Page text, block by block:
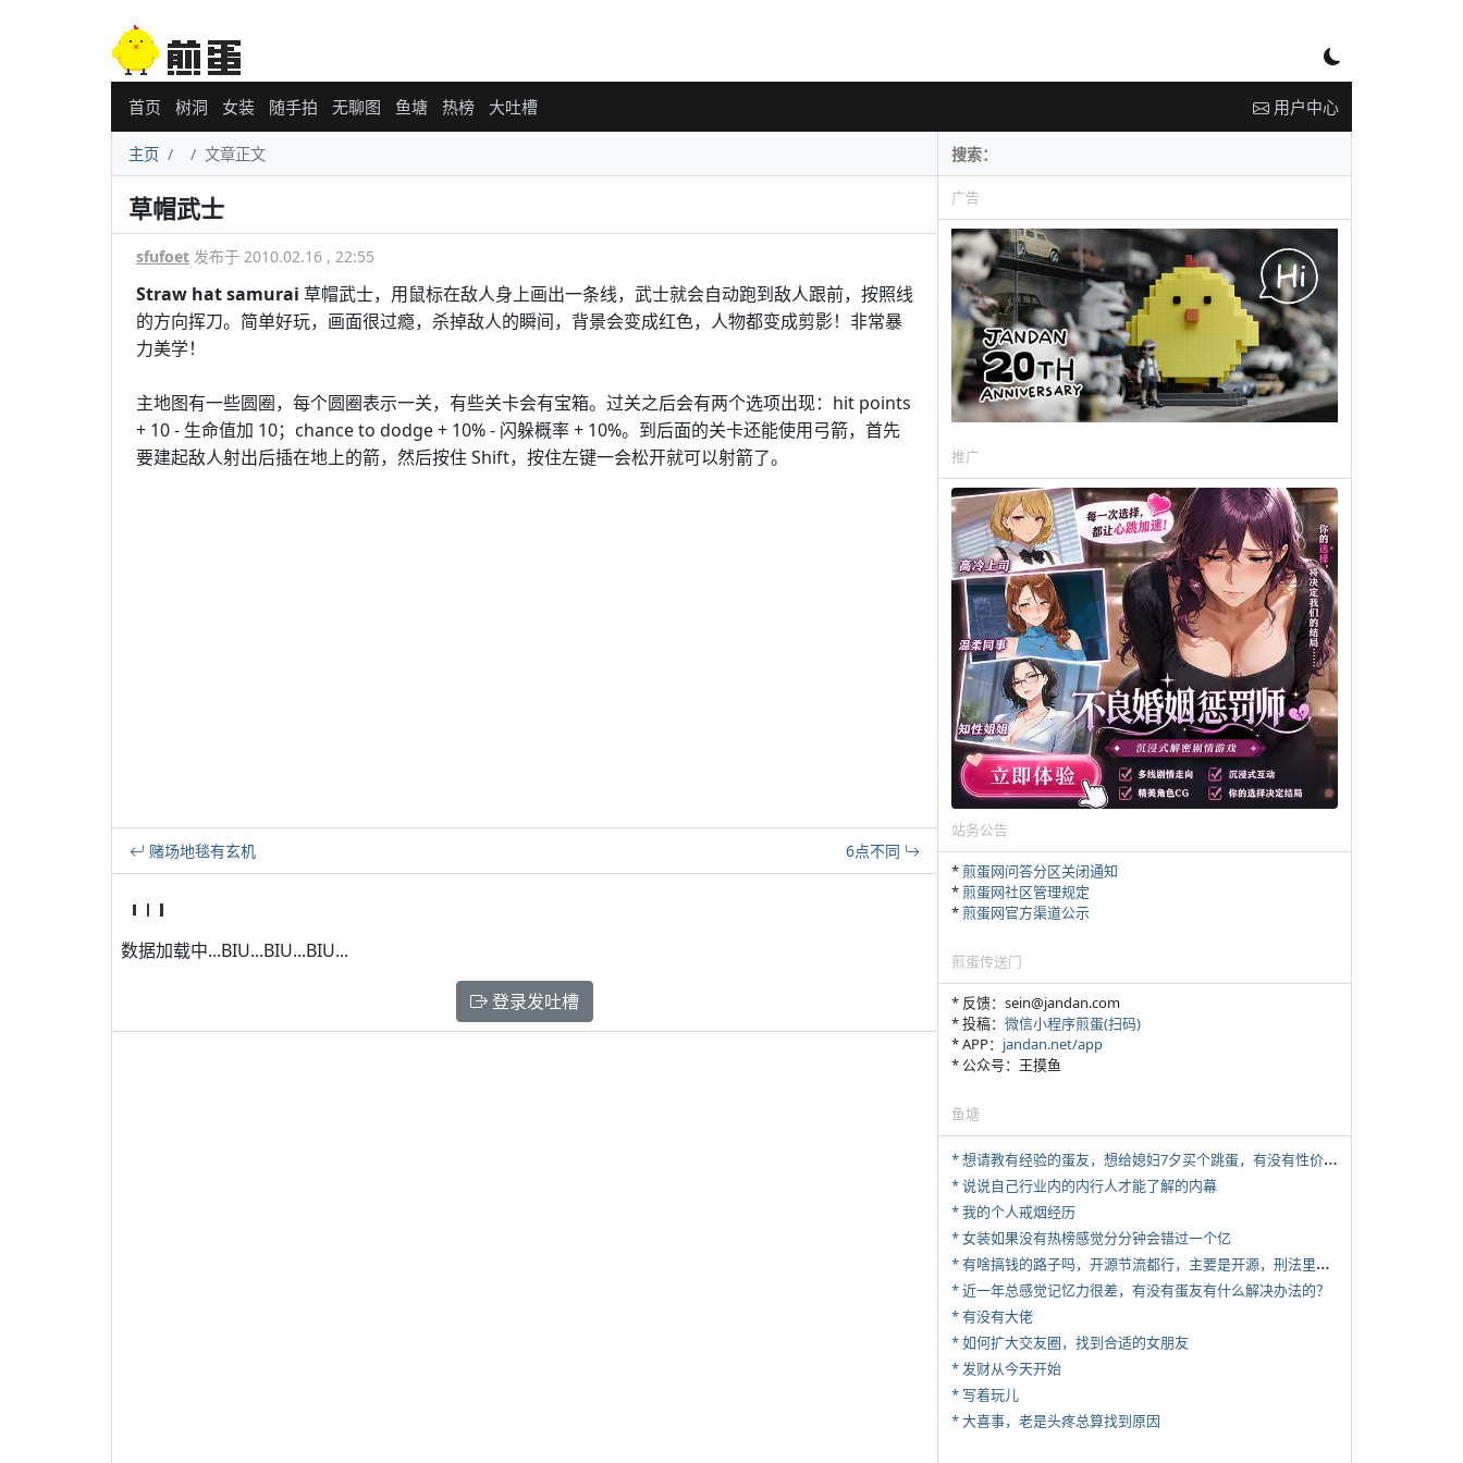
首页 树洞 女装 随手拍 无聊图 鱼塘 热榜 大吐槽 用户中心
主页 文章正文
草帽武士
sfufoet 发布于 2010.02.16 , 22:55
Straw hat samurai 草帽武士，用鼠标在敌人身上画出一条线，武士就会自动跑到敌人跟前，按照线
的方向挥刀。简单好玩，画面很过瘾，杀掉敌人的瞬间，背景会变成红色，人物都变成剪影！非常暴
力美学！
主地图有一些圆圈，每个圆圈表示一关，有些关卡会有宝箱。过关之后会有两个选项出现：hit points
+ 10 - 生命值加 10；chance to dodge + 10% - 闪躲概率 + 10%。到后面的关卡还能使用弓箭，首先
要建起敌人射出后插在地上的箭，然后按住 Shift，按住左键一会松开就可以射箭了。
赌场地毯有玄机 6点不同
数据加载中...BIU...BIU...BIU...
登录发吐槽
广告
推广
站务公告
*煎蛋网问答分区关闭通知
*煎蛋网社区管理规定
*煎蛋网官方渠道公示
煎蛋传送门
* 反馈：sein@jandan.com
* 投稿： 微信小程序煎蛋(扫码)
* APP： jandan.net/app
* 公众号：王摸鱼
鱼塘
*
想请教有经验的蛋友，想给媳妇7夕买个跳蛋，有没有性价比高的推荐
* 说说自己行业内的内行人才能了解的内幕
* 我的个人戒烟经历
* 女装如果没有热榜感觉分分钟会错过一个亿
*
有啥搞钱的路子吗，开源节流都行，主要是开源，刑法里的咱不做
* 近一年总感觉记忆力很差，有没有蛋友有什么解决办法的？
* 有没有大佬
* 如何扩大交友圈，找到合适的女朋友
* 发财从今天开始
* 写着玩儿
* 大喜事，老是头疼总算找到原因